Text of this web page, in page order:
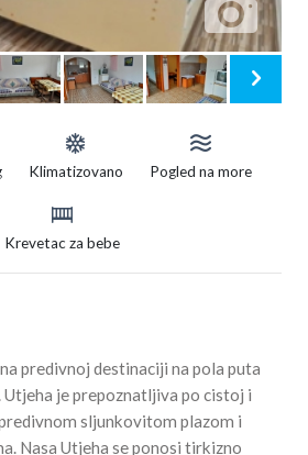
Klimatizovano Pogled na more
Krevetac za bebe
predivnoj destinaciji na pola puta
Utjeha je prepoznatljiva po cistoj i
sljunkovitom plazom i
Nasa Utjeha se ponosi tirkizno